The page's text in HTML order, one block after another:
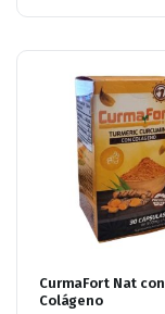
CurmaFort Nat con
Colágeno